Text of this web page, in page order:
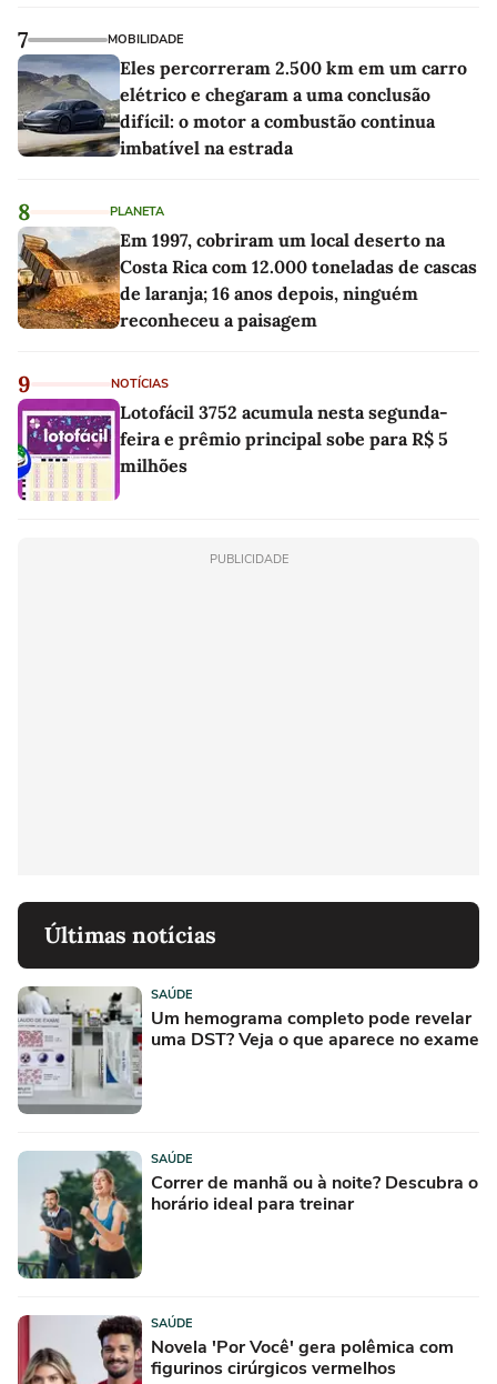
7 MOBILIDADE
Eles percorreram 2.500 km em um carro
elétrico e chegaram a uma conclusão
difícil: o motor a combustão continua
imbatível na estrada
8 PLANETA
Em 1997, cobriram um local deserto na
Costa Rica com 12.000 toneladas de cascas
de laranja; 16 anos depois, ninguém
reconheceu a paisagem
9 NOTÍCIAS
Lotofácil 3752 acumula nesta segunda-
feira e prêmio principal sobe para R$ 5
milhões
PUBLICIDADE
Últimas notícias
SAÚDE
Um hemograma completo pode revelar
uma DST? Veja o que aparece no exame
SAÚDE
Correr de manhã ou à noite? Descubra o
horário ideal para treinar
SAÚDE
Novela 'Por Você' gera polêmica com
figurinos cirúrgicos vermelhos